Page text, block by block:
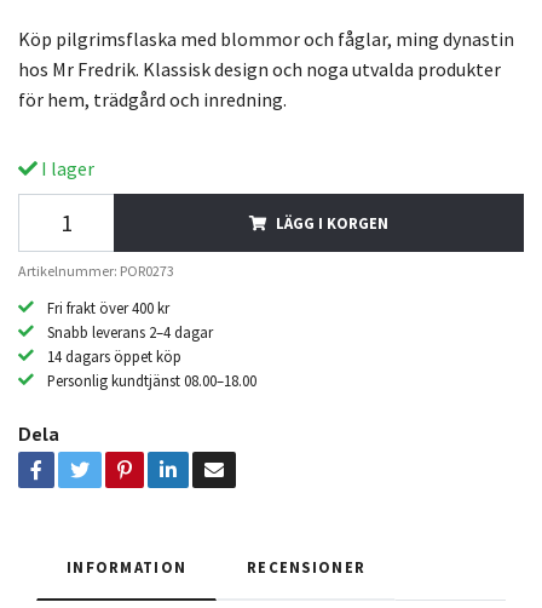
Köp pilgrimsflaska med blommor och fåglar, ming dynastin
hos Mr Fredrik. Klassisk design och noga utvalda produkter
för hem, trädgård och inredning.
I lager
LÄGG I KORGEN
Artikelnummer: POR0273
Fri frakt över 400 kr
Snabb leverans 2–4 dagar
14 dagars öppet köp
Personlig kundtjänst 08.00–18.00
Dela
INFORMATION RECENSIONER